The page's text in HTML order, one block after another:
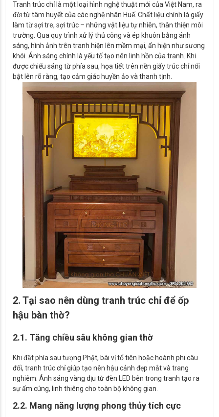
Tranh trúc chỉ là một loại hình nghệ thuật mới của Việt Nam, ra
đời từ tâm huyết của các nghệ nhân Huế. Chất liệu chính là giấy
làm từ sợi tre, sợi trúc – những vật liệu tự nhiên, thân thiện môi
trường. Qua quy trình xử lý thủ công và ép khuôn bằng ánh
sáng, hình ảnh trên tranh hiện lên mềm mại, ẩn hiện như sương
khói. Ánh sáng chính là yếu tố tạo nên linh hồn của tranh. Khi
được chiếu sáng từ phía sau, họa tiết trên nền giấy trúc chỉ nổi
bật lên rõ ràng, tạo cảm giác huyền ảo và thanh tịnh.
2. Tại sao nên dùng tranh trúc chỉ để ốp
hậu bàn thờ?
2.1. Tăng chiều sâu không gian thờ
Khi đặt phía sau tượng Phật, bài vị tổ tiên hoặc hoành phi câu
đối, tranh trúc chỉ giúp tạo nên hậu cảnh đẹp mắt và trang
nghiêm. Ánh sáng vàng dịu từ đèn LED bên trong tranh tạo ra
sự ấm cúng, linh thiêng cho toàn bộ không gian.
2.2. Mang năng lượng phong thủy tích cực